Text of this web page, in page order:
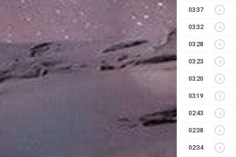
03:37
03:32
03:28
03:23
03:20
03:19
02:43
02:38
02:34